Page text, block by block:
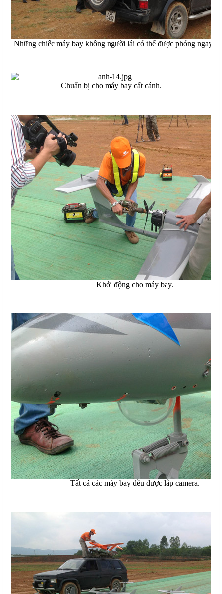
Những chiếc máy bay không người lái có thể được phóng ngay
Chuẩn bị cho máy bay cất cánh.
Khởi động cho máy bay.
Tất cả các máy bay dều được lắp camera.